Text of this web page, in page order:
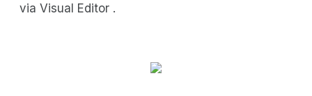
via Visual Editor .